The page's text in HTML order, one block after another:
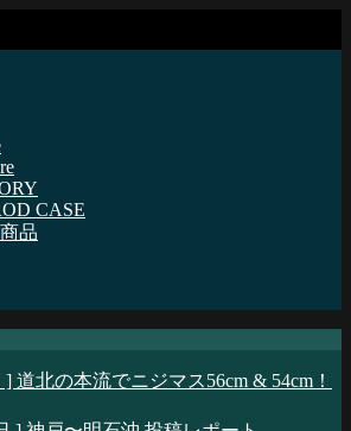
CASE
品
] 道北の本流でニジマス56cm & 54cm！